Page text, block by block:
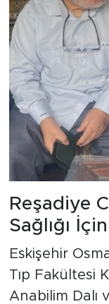
Reşadiye
Sağlığı
Eskişehir
Tıp Fakültesi
Anabilim Dalı